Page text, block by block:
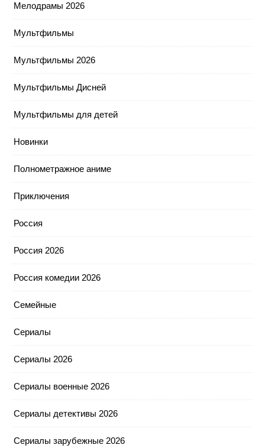
Мелодрамы 2026
Мультфильмы
Мультфильмы 2026
Мультфильмы Дисней
Мультфильмы для детей
Новинки
Полнометражное аниме
Приключения
Россия
Россия 2026
Россия комедии 2026
Семейные
Сериалы
Сериалы 2026
Сериалы военные 2026
Сериалы детективы 2026
Сериалы зарубежные 2026